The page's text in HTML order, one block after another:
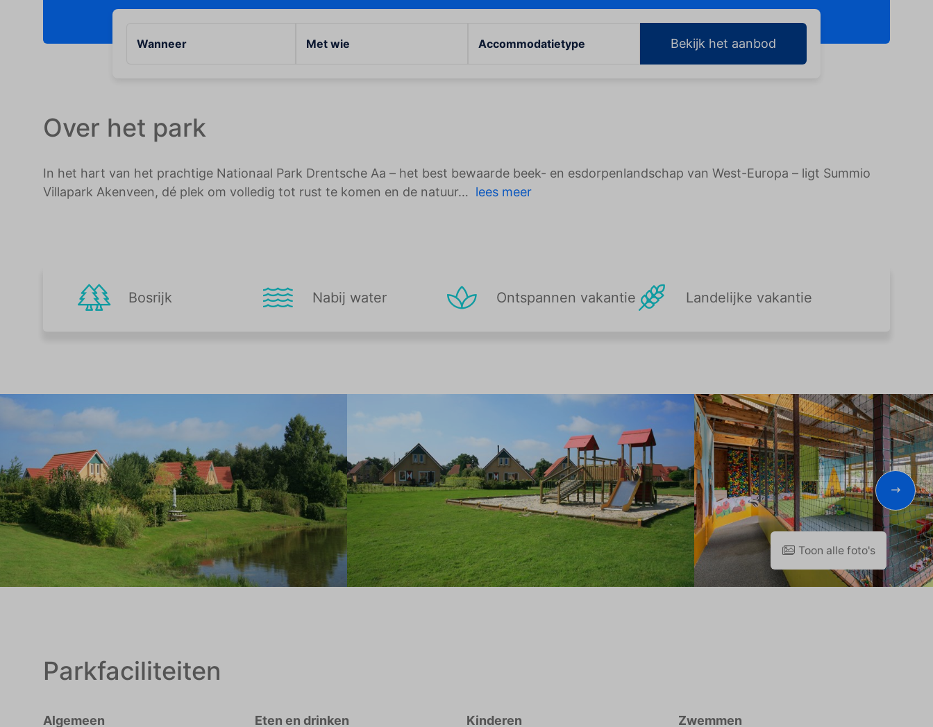
Wanneer Met wie Accommodatietype Bekijk het aanbod
Over het park
In het hart van het prachtige Nationaal Park Drentsche Aa – het best bewaarde beek- en esdorpenlandschap van West-Europa – ligt Summio
Villapark Akenveen, dé plek om volledig tot rust te komen en de natuur
lees meer
Bosrijk Nabij water Ontspannen vakantie Landelijke vakantie
Toon alle foto's
Parkfaciliteiten
Algemeen Eten en drinken Kinderen Zwemmen